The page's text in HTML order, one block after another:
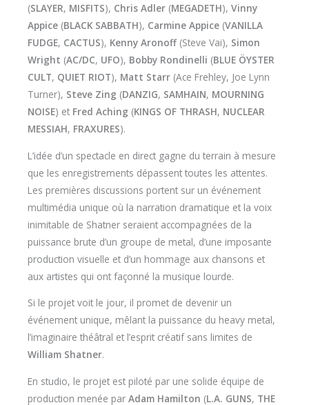
(SLAYER, MISFITS), Chris Adler (MEGADETH), Vinny
Appice (BLACK SABBATH), Carmine Appice (VANILLA
FUDGE, CACTUS), Kenny Aronoff(Steve Vai), Simon
Wright (AC/DC, UFO), Bobby Rondinelli (BLUE ÖYSTER
CULT, QUIET RIOT), Matt Starr (Ace Frehley, Joe Lynn
Turner), Steve Zing (DANZIG, SAMHAIN, MOURNING
NOISE) et Fred Aching (KINGS OF THRASH, NUCLEAR
MESSIAH, FRAXURES).
L’idée d’un spectacle en direct gagne du terrain à mesure
que les enregistrements dépassent toutes les attentes.
Les premières discussions portent sur un événement
multimédia unique où la narration dramatique et la voix
inimitable de Shatner seraient accompagnées de la
puissance brute d’un groupe de metal, d’une imposante
production visuelle et d’un hommage aux chansons et
aux artistes qui ont façonné la musique lourde.
Si le projet voit le jour, il promet de devenir un
événement unique, mêlant la puissance du heavy metal,
l’imaginaire théâtral et l’esprit créatif sans limites de
William Shatner.
En studio, le projet est piloté par une solide équipe de
production menée par Adam Hamilton (L.A. GUNS, THE